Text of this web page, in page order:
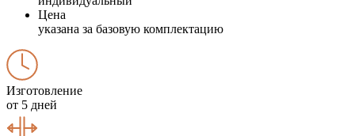
Цена
указана за базовую комплектацию
Изготовление
от 5 дней